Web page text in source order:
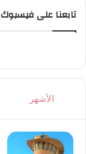
تابعنا على فيسبوك
الأشهر